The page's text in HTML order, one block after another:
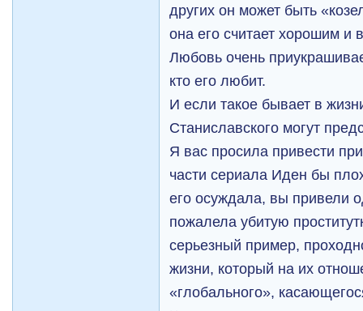
других он может быть
она его считает хорошим и
Любовь очень
кто его любит.
И если такое бывает в
Станиславского могут
Я вас просила привести
части сериала Иден бы
его осуждала, вы привели
пожалела убитую
серьезный пример,
жизни, который на их
«глобального»,